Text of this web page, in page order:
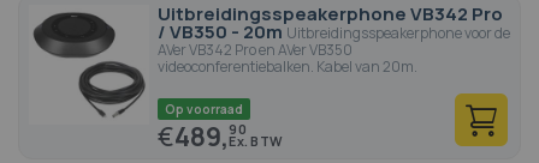
Uitbreidingsspeakerphone VB342 Pro
/ VB350 - 20mUitbreidingsspeakerphone voor de
AVer VB342 Pro en AVer VB350
videoconferentiebalken. Kabel van 20m.
Op voorraad
€489,90